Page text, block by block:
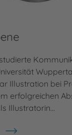
Illustration bei
erfolgreichen
Illustratorin…